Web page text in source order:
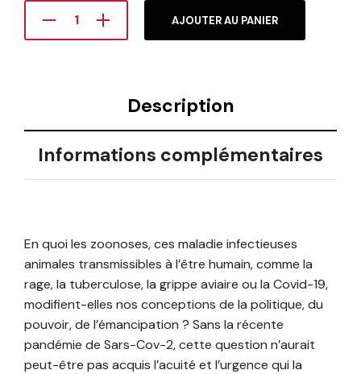
AJOUTER AU PANIER
Description
Informations complémentaires
En quoi les zoonoses, ces maladie infectieuses
animales transmissibles à l’être humain, comme la
rage, la tuberculose, la grippe aviaire ou la Covid-19,
modifient-elles nos conceptions de la politique, du
pouvoir, de l’émancipation ? Sans la récente
pandémie de Sars-Cov-2, cette question n’aurait
peut-être pas acquis l’acuité et l’urgence qui la